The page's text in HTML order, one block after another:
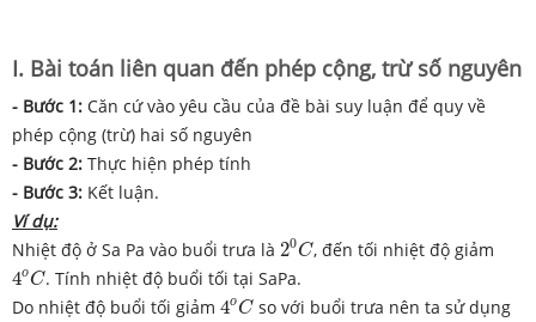
I. Bài toán liên quan đến phép cộng, trừ số nguyên
- Bước 1: Căn cứ vào yêu cầu của đề bài suy luận để quy về
phép cộng (trừ) hai số nguyên
- Bước 2: Thực hiện phép tính
- Bước 3: Kết luận.
Ví dụ:
Nhiệt độ ở Sa Pa vào buổi trưa là 20C
20C, đến tối nhiệt độ giảm
4oC
4oC. Tính nhiệt độ buổi tối tại SaPa.
Do nhiệt độ buổi tối giảm 4oC
4oCso với buổi trưa nên ta sử dụng